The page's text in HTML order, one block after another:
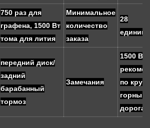
750 раз для
графена, 1500 Вт
тома для лития
Минимальное
количество
заказа
28
передний диск/
задний
барабанный
тормоз
Замечания
1500 Вт
по
горным
дорогам